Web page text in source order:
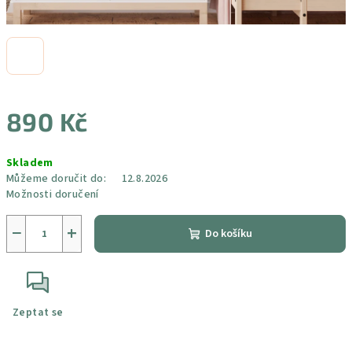
890 Kč
cena:
Skladem
Můžeme doručit do:
12.8.2026
Možnosti doručení
+
− Do košíku
Zeptat se